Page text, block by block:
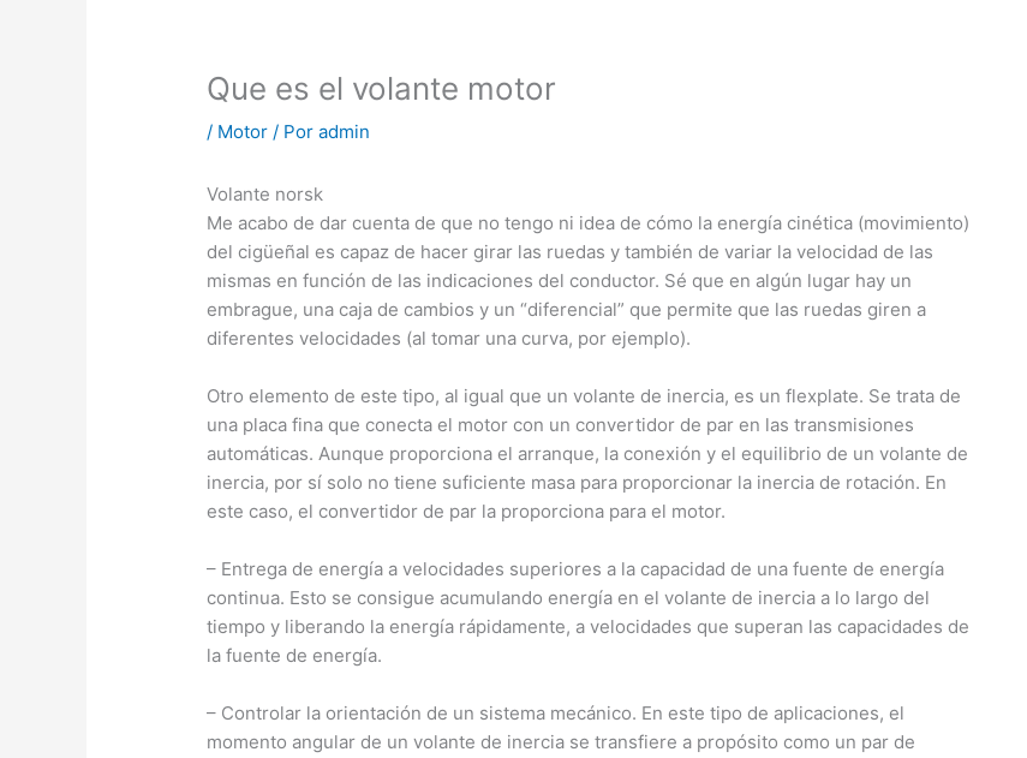
Que es el volante motor
/ Motor / Poradmin
Volante norsk
Me acabo de dar cuenta de que no tengo ni idea de cómo la energía cinética (movimiento)
del cigüeñal es capaz de hacer girar las ruedas y también de variar la velocidad de las
mismas en función de las indicaciones del conductor. Sé que en algún lugar hay un
embrague, una caja de cambios y un “diferencial” que permite que las ruedas giren a
diferentes velocidades (al tomar una curva, por ejemplo).
Otro elemento de este tipo, al igual que un volante de inercia, es un flexplate. Se trata de
una placa fina que conecta el motor con un convertidor de par en las transmisiones
automáticas. Aunque proporciona el arranque, la conexión y el equilibrio de un volante de
inercia, por sí solo no tiene suficiente masa para proporcionar la inercia de rotación. En
este caso, el convertidor de par la proporciona para el motor.
– Entrega de energía a velocidades superiores a la capacidad de una fuente de energía
continua. Esto se consigue acumulando energía en el volante de inercia a lo largo del
tiempo y liberando la energía rápidamente, a velocidades que superan las capacidades de
la fuente de energía.
– Controlar la orientación de un sistema mecánico. En este tipo de aplicaciones, el
momento angular de un volante de inercia se transfiere a propósito como un par de